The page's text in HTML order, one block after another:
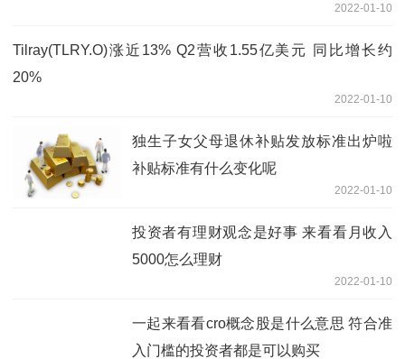
2022-01-10
Tilray(TLRY.O)涨近13% Q2营收1.55亿美元 同比增长约
20%
2022-01-10
独生子女父母退休补贴发放标准出炉啦
补贴标准有什么变化呢
2022-01-10
投资者有理财观念是好事 来看看月收入
5000怎么理财
2022-01-10
一起来看看cro概念股是什么意思 符合准
入门槛的投资者都是可以购买